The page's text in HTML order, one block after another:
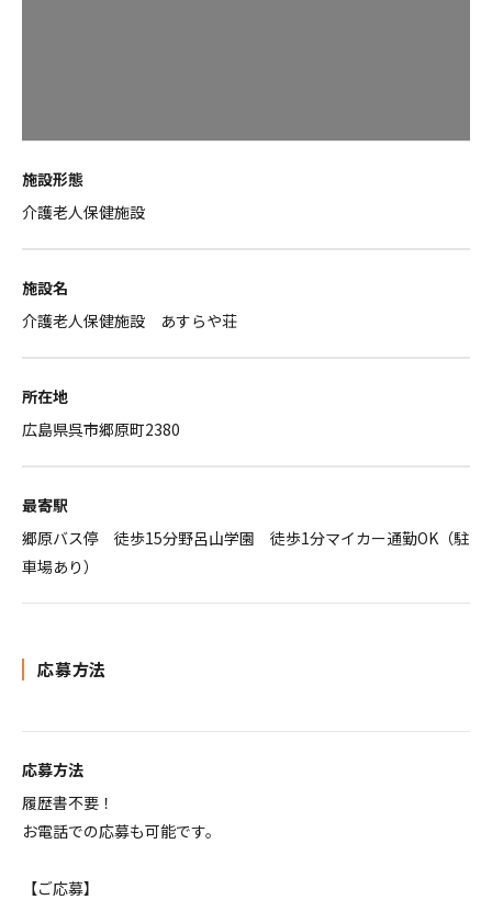
施設形態
介護老人保健施設
施設名
介護老人保健施設 あすらや荘
所在地
広島県呉市郷原町2380
最寄駅
郷原バス停 徒歩15分野呂山学園 徒歩1分マイカー通勤OK（駐
車場あり）
応募方法
応募方法
履歴書不要！
お電話での応募も可能です。
【ご応募】